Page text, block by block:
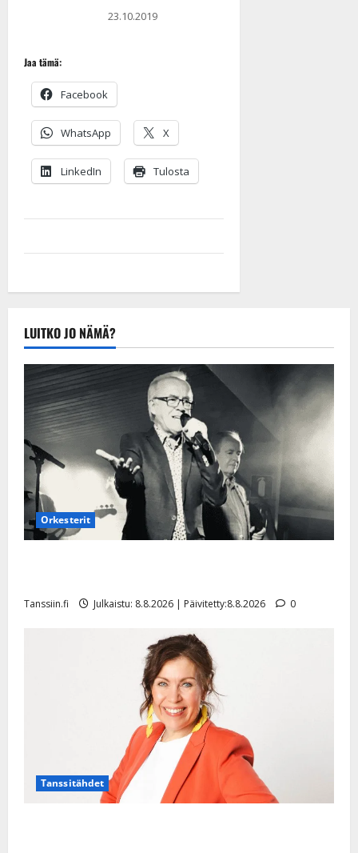
23.10.2019
Jaa tämä:
Facebook
WhatsApp X
LinkedIn Tulosta
LUITKO JO NÄMÄ?
Orkesterit
Tanssiin.fi Julkaistu: 8.8.2026 | Päivitetty:8.8.2026 0
Tanssitähdet